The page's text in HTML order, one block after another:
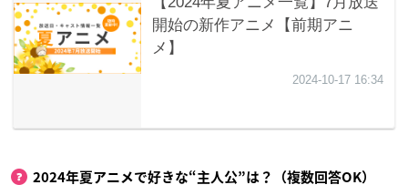
2024年夏アニメで好きな“主人公”は？（複数回答OK）